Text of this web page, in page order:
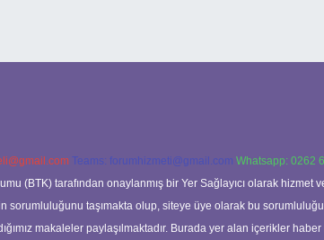
Teams: forumhizmeti@gmail.com Whatsapp: 0262
(BTK) tarafından onaylanmış bir Yer Sağlayıcı olarak
sorumluluğunu taşımakta olup, siteye üye olarak bu
makaleler paylaşılmaktadır. Burada yer alan içerikler